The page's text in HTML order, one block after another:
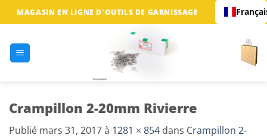
Passer
au
MAGASIN EN LIGNE D'OUTILS DE GARNISSAGE
Crampillon 2-20mm Rivierre
Publié mars 31, 2017à 1281 × 854 dans Crampillon 2-